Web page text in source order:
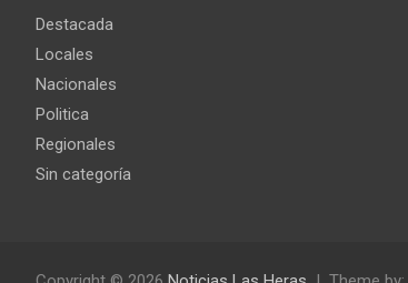
Destacada
Locales
Nacionales
Politica
Regionales
Sin categoría